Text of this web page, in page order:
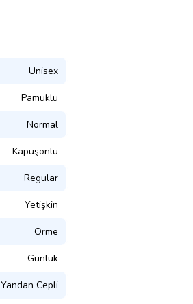
Unisex
Pamuklu
Normal
Kapüşonlu
Regular
Yetişkin
Örme
Günlük
Yandan Cepli